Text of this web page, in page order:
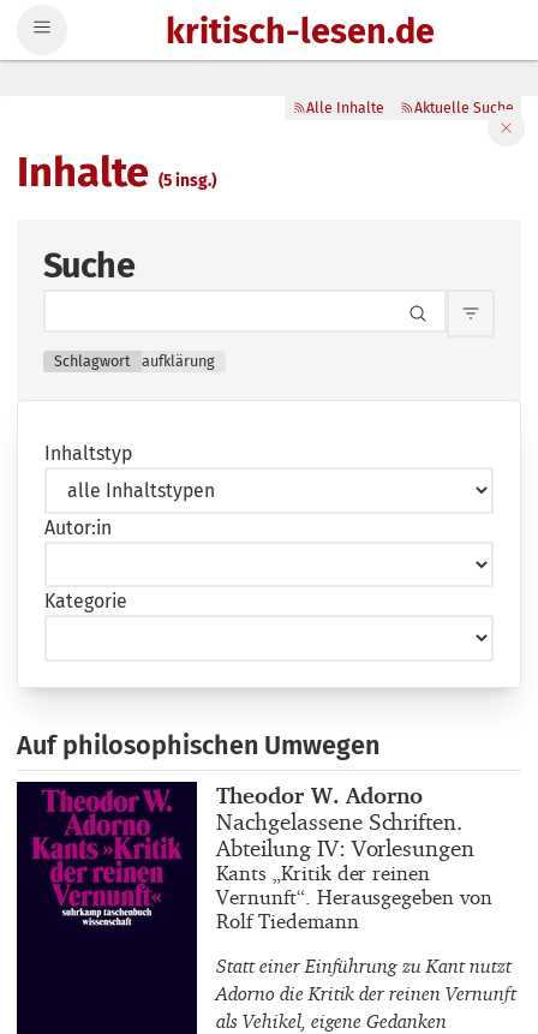
kritisch-lesen.de
Inhalte(5 insg.)
Alle Inhalte Aktuelle Suche
Suche
Schlagwort aufklärung
Inhaltstyp
Autor:in
Kategorie
Auf philosophischen Umwegen
Buchautor_innen
Theodor W. Adorno
Buchtitel
Nachgelassene Schriften.
Abteilung IV: Vorlesungen
Buchuntertitel
Kants „Kritik der reinen
Vernunft“. Herausgegeben von
Rolf Tiedemann
Statt einer Einführung zu Kant nutzt
Adorno die Kritik der reinen Vernunft
als Vehikel, eigene Gedanken